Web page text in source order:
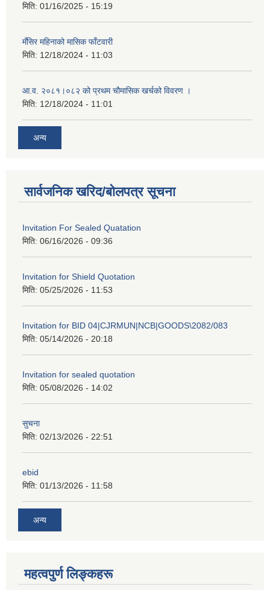
मिति: 01/16/2025 - 15:19
मँसिर महिनाको मासिक फाँटवारी
मिति: 12/18/2024 - 11:03
आ.व. २०८१।०८२ को प्रथम चौमासिक खर्चको विवरण ।
मिति: 12/18/2024 - 11:01
अन्य
सार्वजनिक खरिद/बोलपत्र सूचना
Invitation For Sealed Quatation
मिति: 06/16/2026 - 09:36
Invitation for Shield Quotation
मिति: 05/25/2026 - 11:53
Invitation for BID 04|CJRMUN|NCB|GOODS\2082/083
मिति: 05/14/2026 - 20:18
Invitation for sealed quotation
मिति: 05/08/2026 - 14:02
सुचना
मिति: 02/13/2026 - 22:51
ebid
मिति: 01/13/2026 - 11:58
अन्य
महत्वपुर्ण लिङ्कहरू